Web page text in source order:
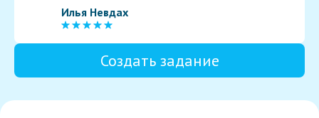
Илья Невдах
Создать задание